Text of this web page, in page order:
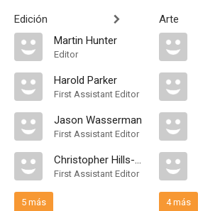
Edición
Martin Hunter
Editor
Harold Parker
First Assistant Editor
Jason Wasserman
First Assistant Editor
Christopher Hills-Wright
First Assistant Editor
5 más
Arte
4 más